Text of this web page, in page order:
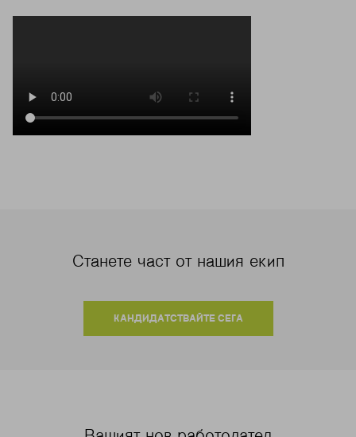
Станете част от нашия екип
КАНДИДАТСТВАЙТЕ СЕГА